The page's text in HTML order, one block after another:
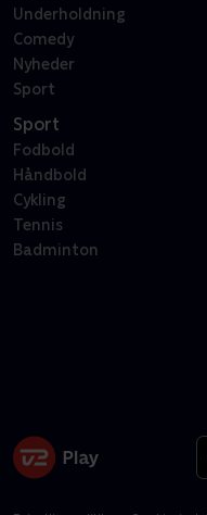
Underholdning
Comedy
Nyheder
Sport
Sport
Fodbold
Håndbold
Cykling
Tennis
Badminton